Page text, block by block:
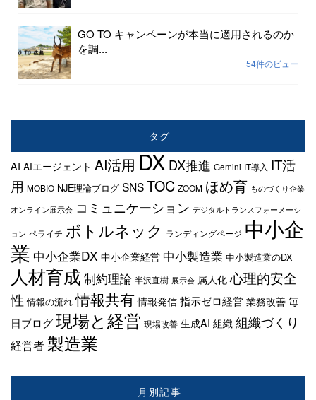
GO TO キャンペーンが本当に適用されるのか
を調...
54件のビュー
タグ
AI AIエージェント AI活用 DXDX推進 Gemini IT導入 IT活
用 MOBIO NJE理論ブログ SNSTOC ZOOM ほめ育 ものづくり企業
オンライン展示会 コミュニケーション デジタルトランスフォーメーシ
ョン ペライチ ボトルネック ランディングページ 中小企
業 中小企業DX 中小企業経営 中小製造業 中小製造業のDX
人材育成 制約理論 半沢直樹 展示会 属人化 心理的安全
性 情報の流れ 情報共有 情報発信 指示ゼロ経営 業務改善 毎
日ブログ現場と経営 現場改善 生成AI 組織 組織づくり
経営者 製造業
月別記事